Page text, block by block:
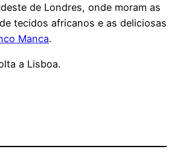
de Londres, onde moram as
tecidos africanos e as deliciosas
Manca.
a Lisboa.